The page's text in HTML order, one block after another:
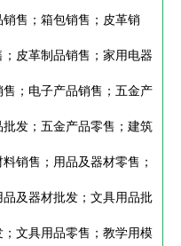
销售；箱包销售；皮革销
；皮革制品销售；家用电器
售；电子产品销售；五金产
批发；五金产品零售；建筑
料销售；用品及器材零售；
品及器材批发；文具用品批
；文具用品零售；教学用模